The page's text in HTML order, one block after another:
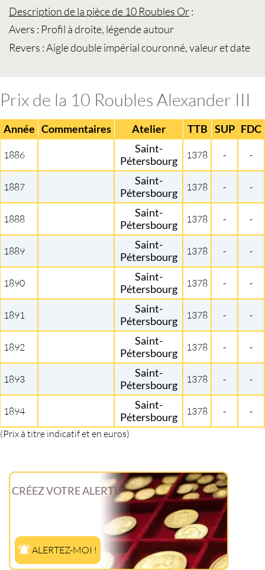
Description de la pièce de 10 Roubles Or:
Avers : Profil à droite, légende autour
Revers : Aigle double impérial couronné, valeur et date
Prix de la 10 Roubles Alexander III
Année Commentaires Atelier TTB SUP FDC
1886
Saint-
Pétersbourg
1378 - -
1887
Saint-
Pétersbourg
1378 - -
1888
Saint-
Pétersbourg
1378 - -
1889
Saint-
Pétersbourg
1378 - -
1890
Saint-
Pétersbourg
1378 - -
1891
Saint-
Pétersbourg
1378 - -
1892
Saint-
Pétersbourg
1378 - -
1893
Saint-
Pétersbourg
1378 - -
1894
Saint-
Pétersbourg
1378 -
-
(Prix à titre indicatif et en euros)
CRÉEZ VOTRE ALERTE
ALERTEZ-MOI !